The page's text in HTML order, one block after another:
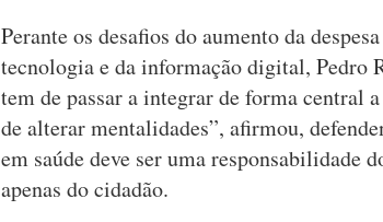
Perante os desafios do aumento da
tecnologia e da informação digital, Pedro
tem de passar a integrar de forma central
de alterar mentalidades”, afirmou,
em saúde deve ser uma responsabilidade
apenas do cidadão.